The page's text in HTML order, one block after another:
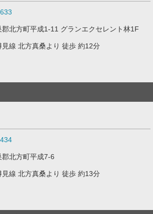
郡北方町平成1-11 グランエクセレント林1F
見線 北方真桑より 徒歩 約12分
北方町平成7-6
見線 北方真桑より 徒歩 約13分